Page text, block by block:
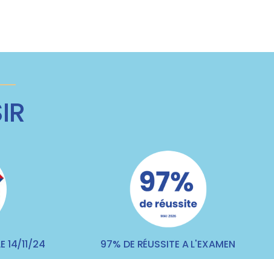
14/11/24 97% DE RÉUSSITE A L'EXAMEN